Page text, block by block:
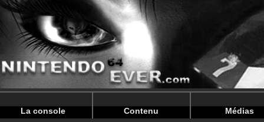
Warning: Undefined array key "HTTP_REFERER" in /
Warning: Undefined array key "HTTP_REFERER" in /
La console Contenu Médias